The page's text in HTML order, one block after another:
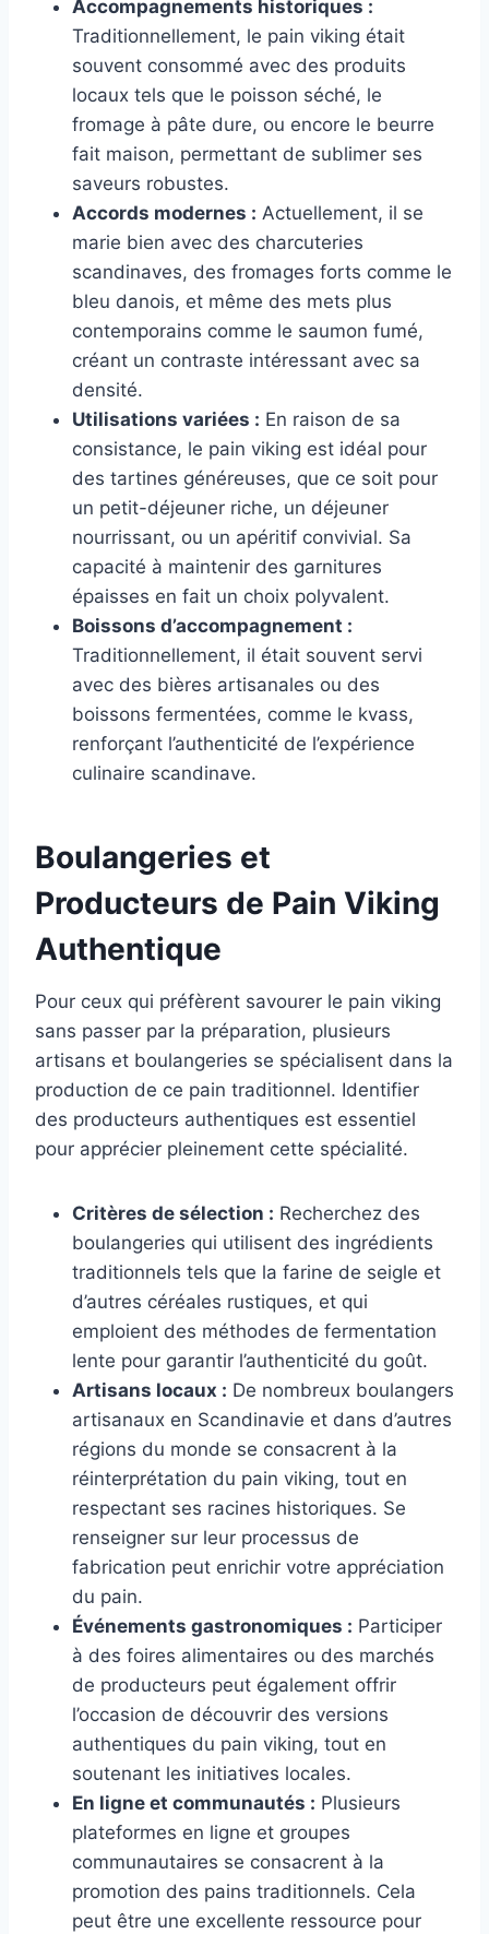
Accompagnements historiques :
Traditionnellement, le pain viking était
souvent consommé avec des produits
locaux tels que le poisson séché, le
fromage à pâte dure, ou encore le beurre
fait maison, permettant de sublimer ses
saveurs robustes.
Accords modernes : Actuellement, il se
marie bien avec des charcuteries
scandinaves, des fromages forts comme le
bleu danois, et même des mets plus
contemporains comme le saumon fumé,
créant un contraste intéressant avec sa
densité.
Utilisations variées : En raison de sa
consistance, le pain viking est idéal pour
des tartines généreuses, que ce soit pour
un petit-déjeuner riche, un déjeuner
nourrissant, ou un apéritif convivial. Sa
capacité à maintenir des garnitures
épaisses en fait un choix polyvalent.
Boissons d’accompagnement :
Traditionnellement, il était souvent servi
avec des bières artisanales ou des
boissons fermentées, comme le kvass,
renforçant l’authenticité de l’expérience
culinaire scandinave.
Boulangeries et
Producteurs de Pain Viking
Authentique
Pour ceux qui préfèrent savourer le pain viking
sans passer par la préparation, plusieurs
artisans et boulangeries se spécialisent dans la
production de ce pain traditionnel. Identifier
des producteurs authentiques est essentiel
pour apprécier pleinement cette spécialité.
Critères de sélection : Recherchez des
boulangeries qui utilisent des ingrédients
traditionnels tels que la farine de seigle et
d’autres céréales rustiques, et qui
emploient des méthodes de fermentation
lente pour garantir l’authenticité du goût.
Artisans locaux : De nombreux boulangers
artisanaux en Scandinavie et dans d’autres
régions du monde se consacrent à la
réinterprétation du pain viking, tout en
respectant ses racines historiques. Se
renseigner sur leur processus de
fabrication peut enrichir votre appréciation
du pain.
Événements gastronomiques : Participer
à des foires alimentaires ou des marchés
de producteurs peut également offrir
l’occasion de découvrir des versions
authentiques du pain viking, tout en
soutenant les initiatives locales.
En ligne et communautés : Plusieurs
plateformes en ligne et groupes
communautaires se consacrent à la
promotion des pains traditionnels. Cela
peut être une excellente ressource pour